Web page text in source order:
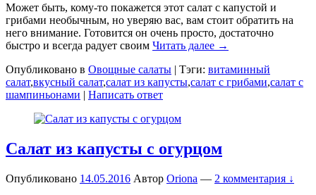
Может быть, кому-то покажется этот салат с капустой и
грибами необычным, но уверяю вас, вам стоит обратить на
него внимание. Готовится он очень просто, достаточно
быстро и всегда радует своим Читать далее →
Опубликовано в Овощные салаты | Тэги: витаминный
салат,вкусный салат,салат из капусты,салат с грибами,салат с
шампиньонами | Написать ответ
Салат из капусты с огурцом
Опубликовано 14.05.2016 Автор Oriona — 2 комментария ↓